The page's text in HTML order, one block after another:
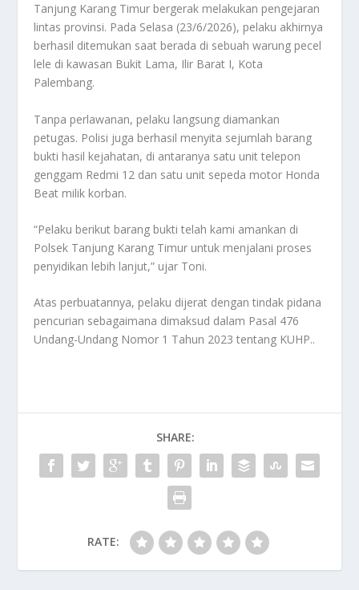
Tanjung Karang Timur bergerak melakukan pengejaran
lintas provinsi. Pada Selasa (23/6/2026), pelaku akhirnya
berhasil ditemukan saat berada di sebuah warung pecel
lele di kawasan Bukit Lama, Ilir Barat I, Kota
Palembang.
Tanpa perlawanan, pelaku langsung diamankan
petugas. Polisi juga berhasil menyita sejumlah barang
bukti hasil kejahatan, di antaranya satu unit telepon
genggam Redmi 12 dan satu unit sepeda motor Honda
Beat milik korban.
“Pelaku berikut barang bukti telah kami amankan di
Polsek Tanjung Karang Timur untuk menjalani proses
penyidikan lebih lanjut,” ujar Toni.
Atas perbuatannya, pelaku dijerat dengan tindak pidana
pencurian sebagaimana dimaksud dalam Pasal 476
Undang-Undang Nomor 1 Tahun 2023 tentang KUHP..
SHARE:
RATE: